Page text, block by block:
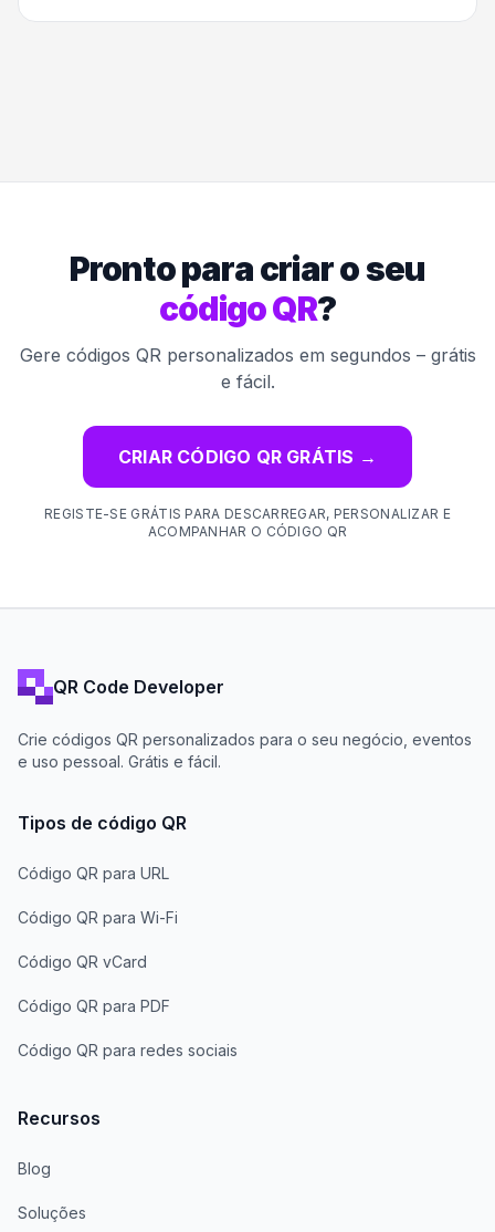
Pronto para criar o seu
código QR?
Gere códigos QR personalizados em segundos – grátis
e fácil.
CRIAR CÓDIGO QR GRÁTIS →
REGISTE-SE GRÁTIS PARA DESCARREGAR, PERSONALIZAR E
ACOMPANHAR O CÓDIGO QR
QR Code Developer
Crie códigos QR personalizados para o seu negócio, eventos
e uso pessoal. Grátis e fácil.
Tipos de código QR
Código QR para URL
Código QR para Wi-Fi
Código QR vCard
Código QR para PDF
Código QR para redes sociais
Recursos
Blog
Soluções